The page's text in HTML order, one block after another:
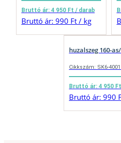
Bruttó ár: 4 950 Ft / darab
Bruttó ár: 990 Ft / kg
huzalszeg 160-
Cikkszám: SK6-
Bruttó ár: 4 950
Bruttó ár: 990